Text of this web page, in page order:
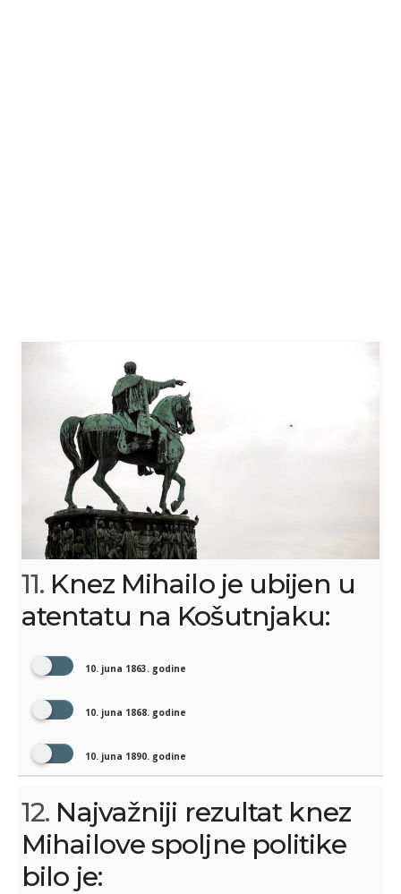
11. Knez Mihailo je ubijen u
atentatu na Košutnjaku:
10. juna 1863. godine
10. juna 1868. godine
10. juna 1890. godine
12. Najvažniji rezultat knez
Mihailove spoljne politike
bilo je: